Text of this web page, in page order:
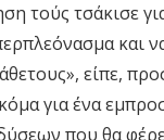
τούς τσάκισε
και
είπε,
για ένα
που θα